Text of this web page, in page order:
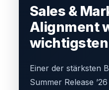
Sales &
Alignment
wichtigsten
Einer der stärksten
Summer Release